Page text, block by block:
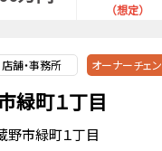
（想定）
店舗・事務所 オーナーチェ
緑町１丁目
野市緑町１丁目